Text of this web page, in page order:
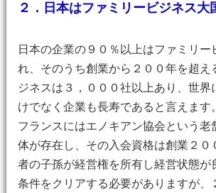
２．日本はファミリービジネス大
日本の企業の９０％以上はファミリー
れ、そのうち創業から２００年を超え
ジネスは３，０００社以上あり、世界
けでなく企業も長寿であると言えます。
フランスにはエノキアン協会という老
体が存在し、その入会資格は創業２０
者の子孫が経営権を所有し経営状態が
条件をクリアする必要がありますが、